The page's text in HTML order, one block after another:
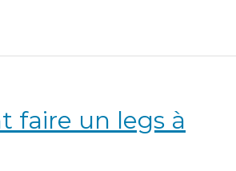
faire un legs à